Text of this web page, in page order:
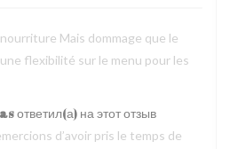
Mais dommage que le
flexibilité sur le menu pour les
ответил(а) на этот отзыв
d’avoir pris le temps de